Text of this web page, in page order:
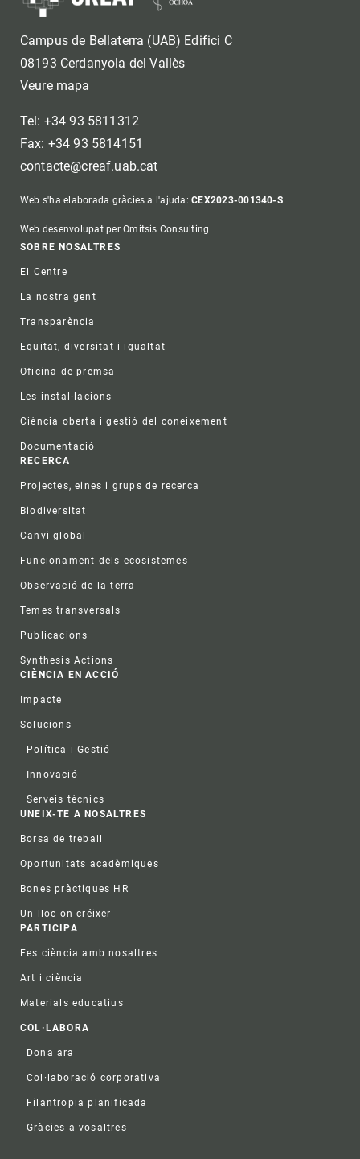
Campus de Bellaterra (UAB) Edifici C
08193 Cerdanyola del Vallès
Veure mapa
Tel: +34 93 5811312
Fax: +34 93 5814151
contacte@creaf.uab.cat
Web s'ha elaborada gràcies a l'ajuda:CEX2023-001340-S
Web desenvolupat per Omitsis Consulting
Footer
SOBRE NOSALTRES
El Centre
La nostra gent
Transparència
Equitat, diversitat i igualtat
Oficina de premsa
Les instal·lacions
Ciència oberta i gestió del coneixement
Documentació
RECERCA
Projectes, eines i grups de recerca
Biodiversitat
Canvi global
Funcionament dels ecosistemes
Observació de la terra
Temes transversals
Publicacions
Synthesis Actions
CIÈNCIA EN ACCIÓ
Impacte
Solucions
Política i Gestió
Innovació
Serveis tècnics
UNEIX-TE A NOSALTRES
Borsa de treball
Oportunitats acadèmiques
Bones pràctiques HR
Un lloc on créixer
PARTICIPA
Fes ciència amb nosaltres
Art i ciència
Materials educatius
COL·LABORA
Dona ara
Col·laboració corporativa
Filantropia planificada
Gràcies a vosaltres